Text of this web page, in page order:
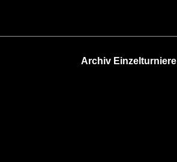
Archiv Einzelturniere